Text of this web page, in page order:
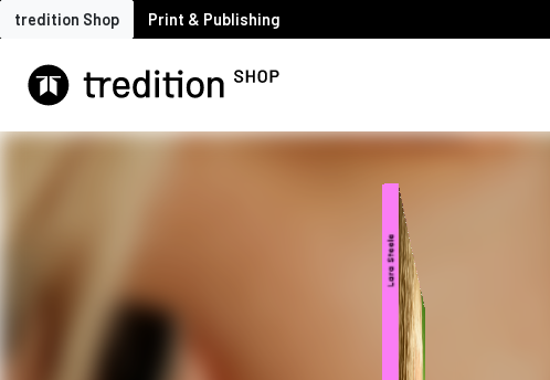
tredition Shop Print & Publishing